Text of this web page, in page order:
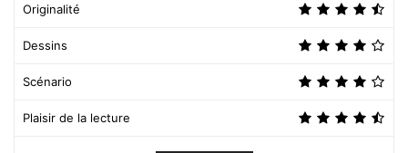
Originalité
Dessins
Scénario
Plaisir de la lecture